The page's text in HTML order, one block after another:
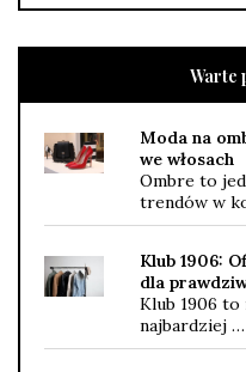
Warte
Moda na
we włosach
Ombre to
trendów w
Klub 1906:
dla
Klub 1906
najbardziej …